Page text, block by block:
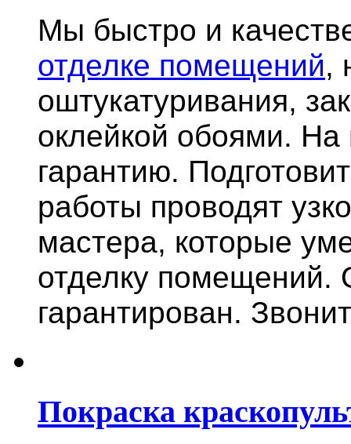
Мы быстро и
отделке помещений,
оштукатуривания,
оклейкой обоями.
гарантию.
работы проводят
мастера, которые
отделку помещений.
гарантирован.
Покраска